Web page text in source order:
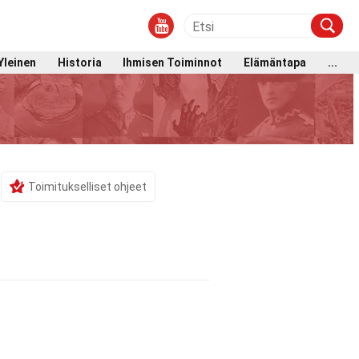
Historia Ihmisen Toiminnot Elämäntapa ...
Toimitukselliset ohjeet